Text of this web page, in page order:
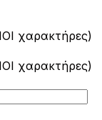
χαρακτήρες)
χαρακτήρες)